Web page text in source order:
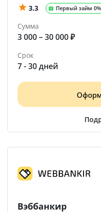
3.3 Первый займ 0%
Сумма
3 000 – 30 000 ₽
Срок
7 - 30 дней
Вэббанкир